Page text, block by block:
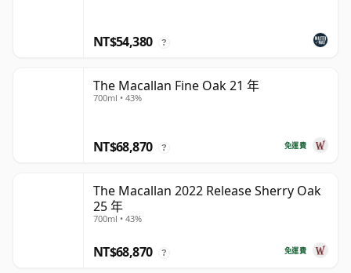
NT$54,380 ?
The Macallan Fine Oak 21 年
700ml • 43%
免運費
NT$68,870 ?
The Macallan 2022 Release Sherry Oak
25 年
700ml • 43%
免運費
NT$68,870 ?